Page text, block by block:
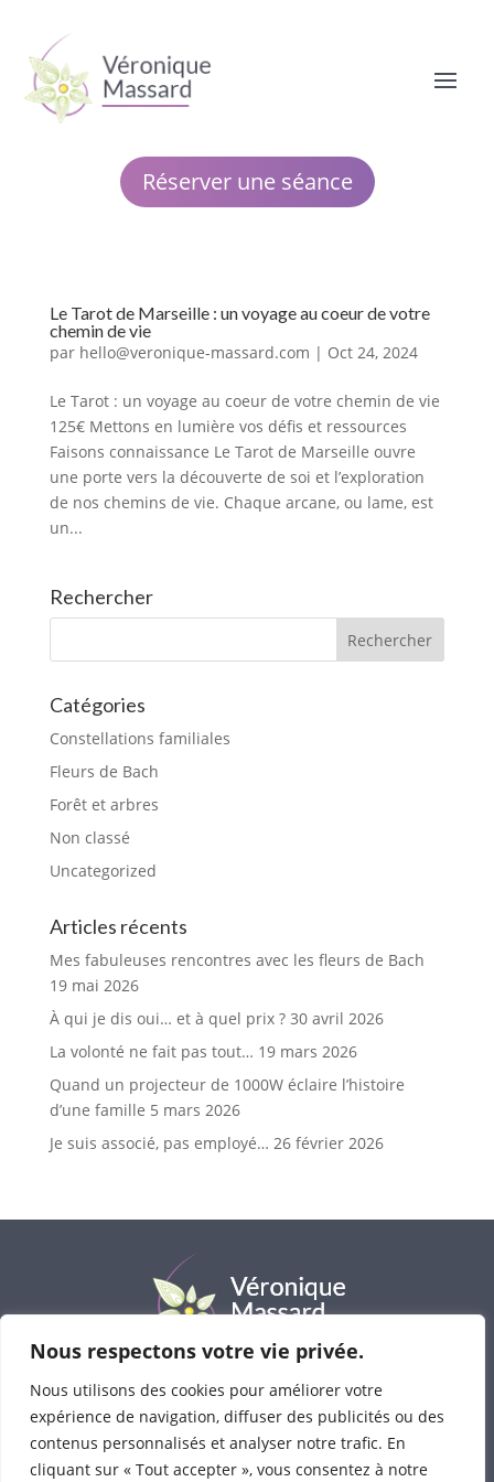
Nous respectons votre vie privée.
Nous utilisons des cookies pour améliorer votre
expérience de navigation, diffuser des publicités ou des
contenus personnalisés et analyser notre trafic. En
cliquant sur « Tout accepter », vous consentez à notre
Réserver une séance
Le Tarot de Marseille : un voyage au coeur de votre
chemin de vie
par hello@veronique-massard.com | Oct 24, 2024
Le Tarot : un voyage au coeur de votre chemin de vie
125€ Mettons en lumière vos défis et ressources
Faisons connaissance Le Tarot de Marseille ouvre
une porte vers la découverte de soi et l’exploration
de nos chemins de vie. Chaque arcane, ou lame, est
un...
Rechercher
Catégories
Constellations familiales
Fleurs de Bach
Forêt et arbres
Non classé
Uncategorized
Articles récents
Mes fabuleuses rencontres avec les fleurs de Bach
19 mai 2026
À qui je dis oui… et à quel prix ? 30 avril 2026
La volonté ne fait pas tout… 19 mars 2026
Quand un projecteur de 1000W éclaire l’histoire
d’une famille 5 mars 2026
Je suis associé, pas employé… 26 février 2026
Véronique Massard© 2023-2025 • Tous droits
réservés
Consultations : avenue Bel-Air 1 à 1330 Rixensart
Photos :Cécile Quenum-Traces de Lumière, Emilie